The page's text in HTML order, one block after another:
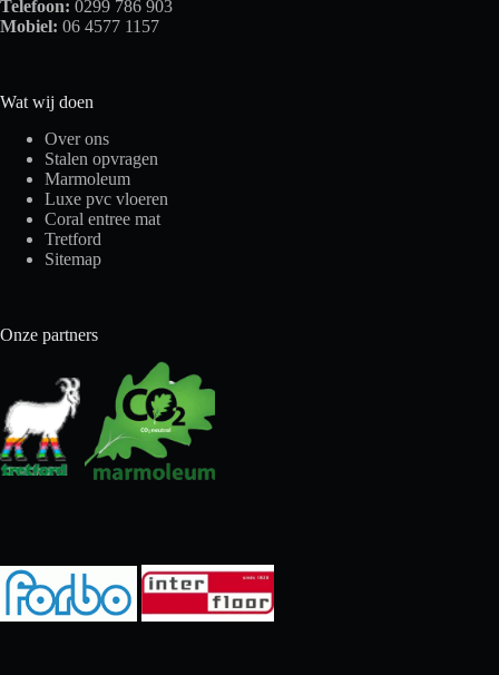
Telefoon: 0299 786 903
Mobiel: 06 4577 1157
Wat wij doen
Over ons
Stalen opvragen
Marmoleum
Luxe pvc vloeren
Coral entree mat
Tretford
Sitemap
Onze partners